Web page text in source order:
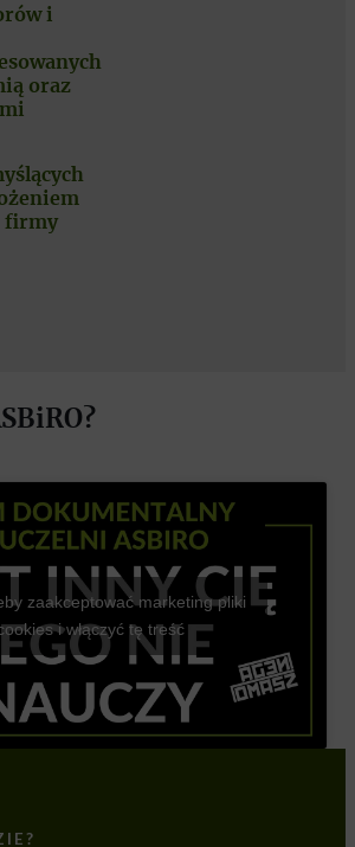
i
oraz
firmy
zaakceptować marketing pliki
i włączyć tę treść